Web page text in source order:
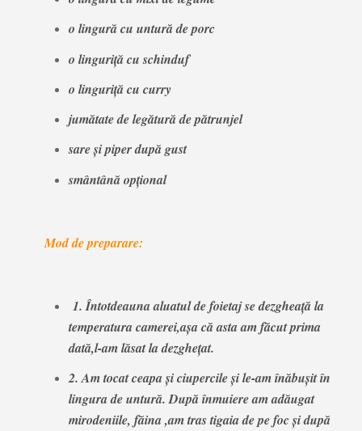
o lingură cu untură de porc
o linguriţă cu schinduf
o linguriţă cu curry
jumătate de legătură de pătrunjel
sare şi piper după gust
smântână opţional
Mod de preparare:
1. Întotdeauna aluatul de foietaj se dezgheaţă la
temperatura camerei,aşa că asta am făcut prima
dată,l-am lăsat la dezgheţat.
2. Am tocat ceapa şi ciupercile şi le-am înăbuşit în
lingura de untură. După înmuiere am adăugat
mirodeniile, făina ,am tras tigaia de pe foc şi după